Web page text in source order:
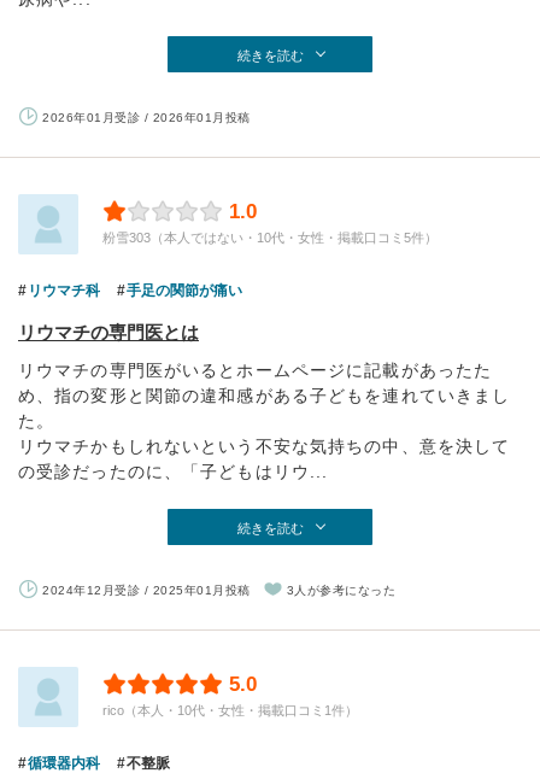
続きを読む
2026年01月受診 / 2026年01月投稿
1.0
粉雪303（本人ではない・10代・女性・掲載口コミ5件）
リウマチ科 手足の関節が痛い
リウマチの専門医とは
リウマチの専門医がいるとホームページに記載があったた
め、指の変形と関節の違和感がある子どもを連れていきまし
た。
リウマチかもしれないという不安な気持ちの中、意を決して
の受診だったのに、「子どもはリウ...
続きを読む
2024年12月受診 / 2025年01月投稿 3人が参考になった
5.0
rico（本人・10代・女性・掲載口コミ1件）
循環器内科 不整脈